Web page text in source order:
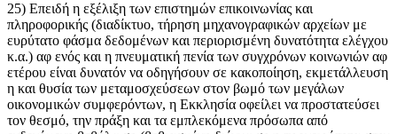
25) Επειδή η εξέλιξη των επιστημών επικοινωνίας και
πληροφορικής (διαδίκτυο, τήρηση μηχανογραφικών αρχείων με
ευρύτατο φάσμα δεδομένων και περιορισμένη δυνατότητα ελέγχου
κ.α.) αφ ενός και η πνευματική πενία των συγχρόνων κοινωνιών αφ
ετέρου είναι δυνατόν να οδηγήσουν σε κακοποίηση, εκμετάλλευση
η και θυσία των μεταμοσχεύσεων στον βωμό των μεγάλων
οικονομικών συμφερόντων, η Εκκλησία οφείλει να προστατεύσει
τον θεσμό, την πράξη και τα εμπλεκόμενα πρόσωπα από